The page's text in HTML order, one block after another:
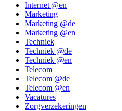
Internet @en
Marketing
Marketing @de
Marketing @en
Techniek
Techniek @de
Techniek @en
Telecom
Telecom @de
Telecom @en
Vacatures
Zorgverzekeringen